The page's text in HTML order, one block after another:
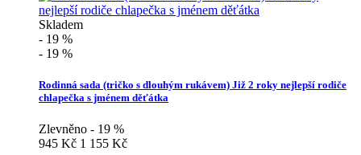
Skladem
- 19 %
- 19 %
Rodinná sada (tričko s dlouhým rukávem) Již 2 roky nejlepší rodiče
chlapečka s jménem děťátka
Zlevněno - 19 %
945 Kč 1 155 Kč